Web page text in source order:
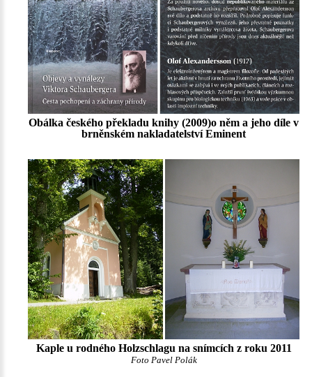
Obálka českého překladu knihy (2009)o něm a jeho díle v
brněnském nakladatelství Eminent
Kaple u rodného Holzschlagu na snímcích z roku 2011
Foto Pavel Polák